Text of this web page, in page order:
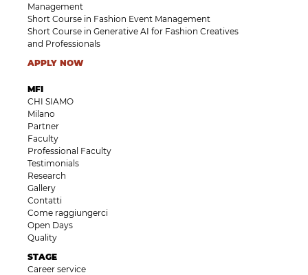
Management
Short Course in Fashion Event Management
Short Course in Generative AI for Fashion Creatives
and Professionals
APPLY NOW
MFI
CHI SIAMO
Milano
Partner
Faculty
Professional Faculty
Testimonials
Research
Gallery
Contatti
Come raggiungerci
Open Days
Quality
STAGE
Career service